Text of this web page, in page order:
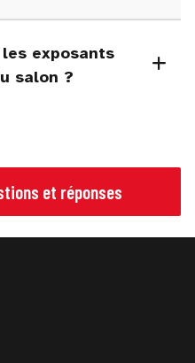
exposants
salon ?
et réponses